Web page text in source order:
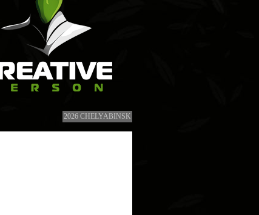
2026 CHELYABINSK